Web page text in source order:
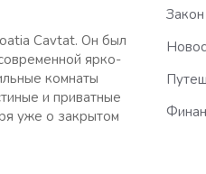
Cavtat. Он был
ярко-
комнаты
и приватные
уже о закрытом
Закон